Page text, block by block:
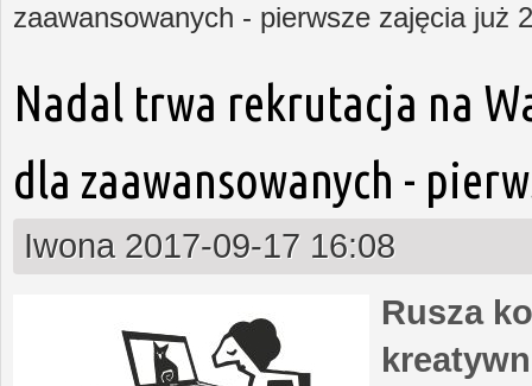
zaawansowanych - pierwsze zajęcia już
Nadal trwa rekrutacja na
dla zaawansowanych -
Iwona 2017-09-17 16:08
Rusza